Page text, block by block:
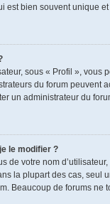
est bien souvent unique
sous « Profil »,
du forum
un administrateur du
le modifier ?
de votre nom
la plupart des cas, seul
Beaucoup de forums